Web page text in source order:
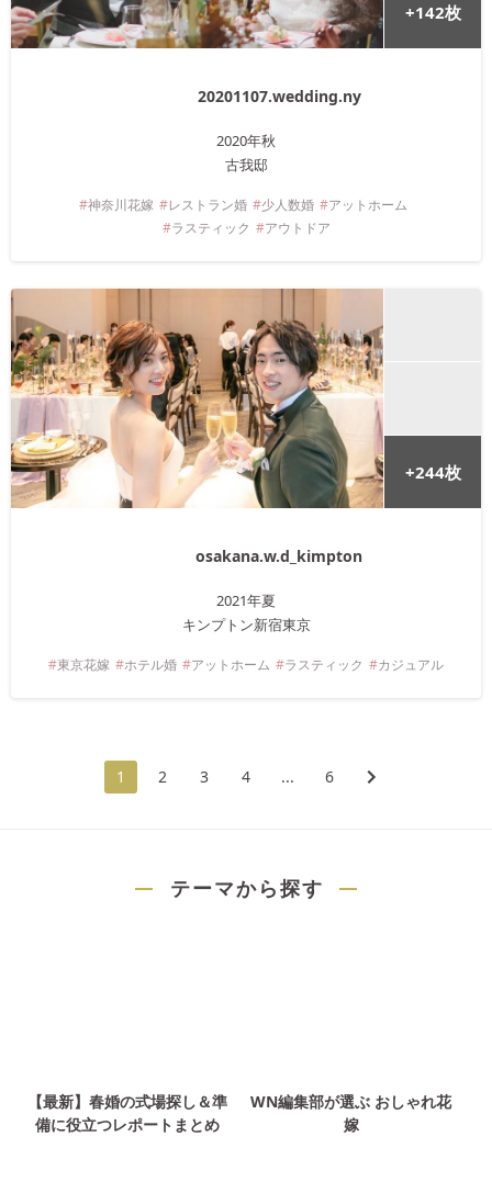
+142枚
20201107.wedding.ny
2020年秋
古我邸
神奈川花嫁 レストラン婚 少人数婚
アットホーム
ラスティック
アウトドア
+244枚
osakana.w.d_kimpton
2021年夏
キンプトン新宿東京
東京花嫁 ホテル婚 アットホーム ラスティック カジュアル
1 2 3 4 ... 6
テーマから探す
【最新】春婚の式場探し＆準
備に役立つレポートまとめ
WN編集部が選ぶ おしゃれ花
嫁